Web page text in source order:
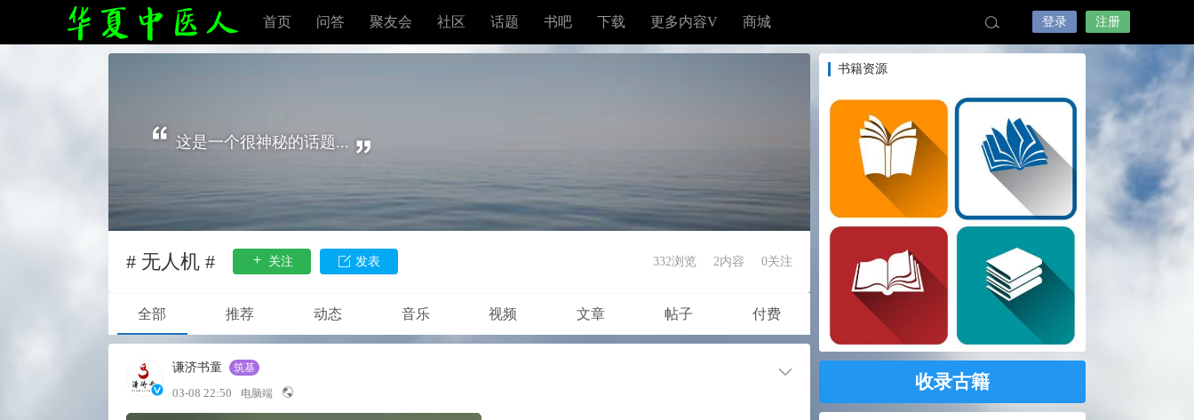
首页 问答 聚友会 社区 话题 书吧 下载 更多内容V 商城 登录 注册
书籍资源
收录古籍
这是一个很神秘的话题...
# 无人机 # 关注 发表 332浏览 2内容 0关注
全部 推荐 动态 音乐 视频 文章 帖子 付费
谦济书童 筑基
03-08 22:50 电脑端